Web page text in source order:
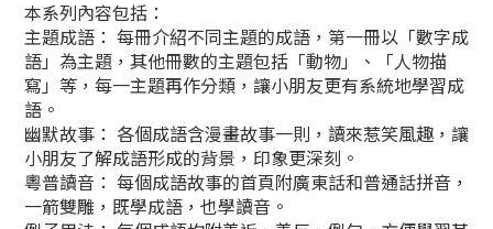
本系列內容包括：
主題成語： 每冊介紹不同主題的成語，第一冊以「數字成
語」為主題，其他冊數的主題包括「動物」、「人物描
寫」等，每一主題再作分類，讓小朋友更有系統地學習成
語。
幽默故事： 各個成語含漫畫故事一則，讀來惹笑風趣，讓
小朋友了解成語形成的背景，印象更深刻。
粵普讀音： 每個成語故事的首頁附廣東話和普通話拼音，
一箭雙雕，既學成語，也學讀音。